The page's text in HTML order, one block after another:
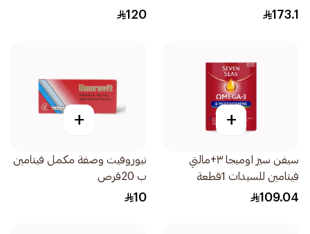
173.1
120
+
سيفن سيز اوميجا ٣+مالتي
فيتامين للسيدات 1قطعة
109.04
+
نيوروفيت وصفة مكمل فيتامين
ب 20قرص
10